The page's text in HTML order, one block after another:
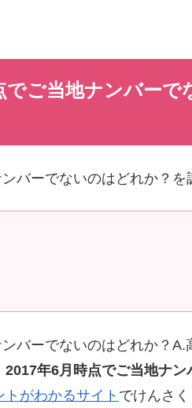
でご当地ナンバーで
バーでないのはどれか？を
バーでないのはどれか？
2017年6月時点でご当地ナン
がわかるサイト でけんさく